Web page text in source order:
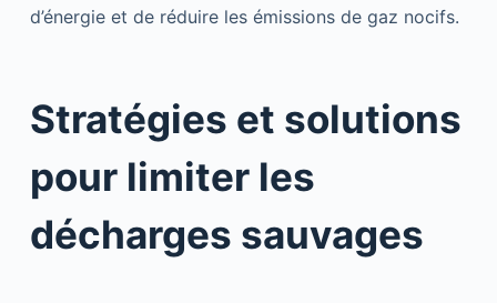
d’énergie et de réduire les émissions de gaz nocifs.
Stratégies et solutions
pour limiter les
décharges sauvages